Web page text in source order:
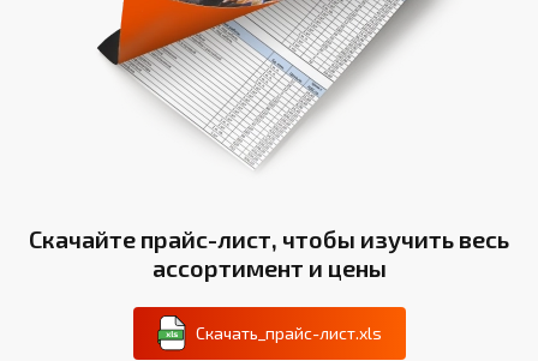
Скачайте прайс-лист, чтобы изучить весь
ассортимент и цены
Скачать_прайс-лист.xls